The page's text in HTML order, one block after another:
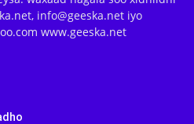
info@geeska.net iyo
www.geeska.net